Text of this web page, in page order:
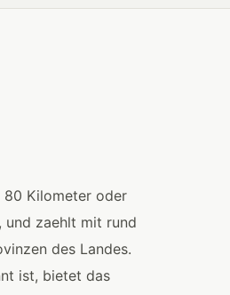
80 Kilometer oder
zaehlt mit rund
des Landes.
ist, bietet das